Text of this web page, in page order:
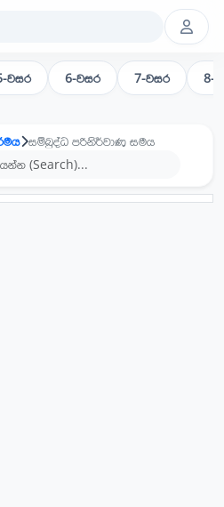
වසර 6-වසර 7-වසර 8-
සම්බුද්ධ පරිනිර්වාණ සමය